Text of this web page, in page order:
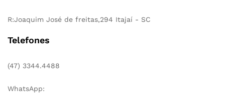
R:Joaquim José de freitas,294 Itajaí - SC
Telefones
(47) 3344.4488
WhatsApp: